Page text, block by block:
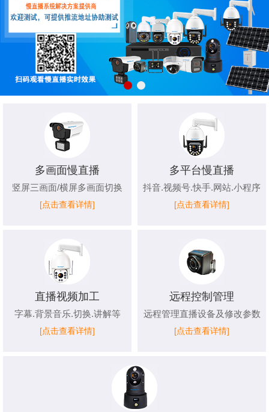
多画面慢直播
竖屏三画面/横屏多画面切换
[点击查看详情]
多平台慢直播
抖音.视频号.快手.网站.小程序
[点击查看详情]
直播视频加工
字幕.背景音乐.切换.讲解等
[点击查看详情]
远程控制管理
远程管理直播设备及修改参数
[点击查看详情]